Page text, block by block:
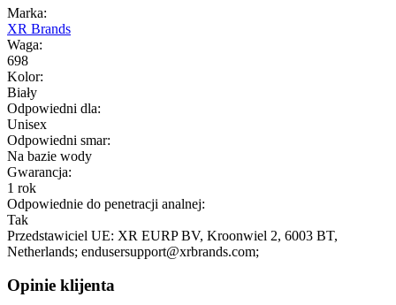
Marka:
XR Brands
Waga:
698
Kolor:
Biały
Odpowiedni dla:
Unisex
Odpowiedni smar:
Na bazie wody
Gwarancja:
1 rok
Odpowiednie do penetracji analnej:
Tak
Przedstawiciel UE: XR EURP BV, Kroonwiel 2, 6003 BT,
Netherlands; endusersupport@xrbrands.com;
Opinie klijenta